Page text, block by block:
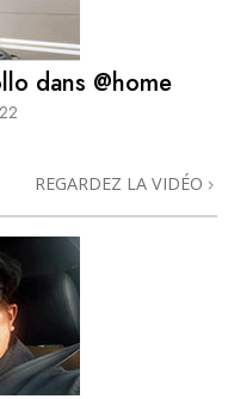
dans @home
REGARDEZ LA VIDÉO